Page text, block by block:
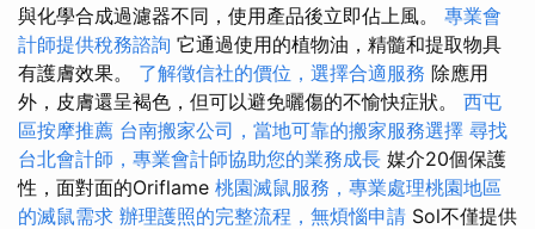
與化學合成過濾器不同，使用產品後立即佔上風。 專業會
計師提供稅務諮詢 它通過使用的植物油，精髓和提取物具
有護膚效果。 了解徵信社的價位，選擇合適服務 除應用
外，皮膚還呈褐色，但可以避免曬傷的不愉快症狀。 西屯
區按摩推薦 台南搬家公司，當地可靠的搬家服務選擇 尋找
台北會計師，專業會計師協助您的業務成長 媒介20個保護
性，面對面的Oriflame 桃園滅鼠服務，專業處理桃園地區
的滅鼠需求 辦理護照的完整流程，無煩惱申請 Sol不僅提供